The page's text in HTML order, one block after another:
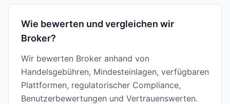
Wie bewerten und vergleichen wir
Broker?
Wir bewerten Broker anhand von
Handelsgebühren, Mindesteinlagen, verfügbaren
Plattformen, regulatorischer Compliance,
Benutzerbewertungen und Vertrauenswerten.